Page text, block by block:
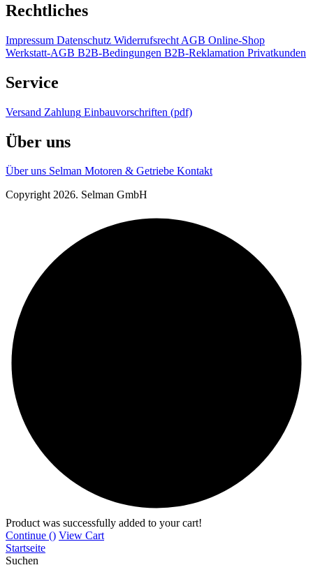
Rechtliches
Impressum Datenschutz Widerrufsrecht AGB Online-Shop
Werkstatt-AGB B2B-Bedingungen B2B-Reklamation Privatkunden
Service
Versand Zahlung Einbauvorschriften (pdf)
Über uns
Über uns Selman Motoren & Getriebe Kontakt
Copyright 2026. Selman GmbH
Product was successfully added to your cart!
Continue () View Cart
Startseite
Suchen